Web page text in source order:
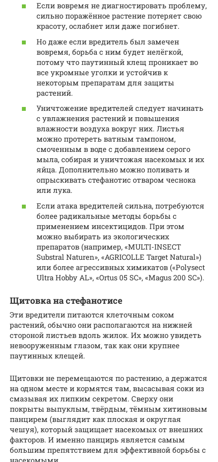
Если вовремя не диагностировать проблему,
сильно поражённое растение потеряет свою
красоту, ослабнет или даже погибнет.
Но даже если вредитель был замечен
вовремя, борьба с ним будет нелёгкой,
потому что паутинный клещ проникает во
все укромные уголки и устойчив к
некоторым препаратам для защиты
растений.
Уничтожение вредителей следует начинать
с увлажнения растений и повышения
влажности воздуха вокруг них. Листья
можно протереть ватным тампоном,
смоченным в воде с добавлением серого
мыла, собирая и уничтожая насекомых и их
яйца. Дополнительно можно поливать и
опрыскивать стефанотис отваром чеснока
или лука.
Если атака вредителей сильна, потребуются
более радикальные методы борьбы с
применением инсектицидов. При этом
можно выбирать из экологических
препаратов (например, «MULTI-INSECT
Substral Naturen», «AGRICOLLE Target Natural»)
или более агрессивных химикатов («Polysect
Ultra Hobby AL», «Ortus 05 SC», «Magus 200 SC»).
Щитовка на стефанотисе
Эти вредители питаются клеточным соком
растений, обычно они располагаются на нижней
стороной листьев вдоль жилок. Их можно увидеть
невооруженным глазом, так как они крупнее
паутинных клещей.
Щитовки не перемещаются по растению, а держатся
на одном месте и кормятся там, высасывая соки из
смазывая их липким секретом. Сверху они
покрыты выпуклым, твёрдым, тёмным хитиновым
панцирем (выглядит как плоская и округлая
чешуя), который защищает насекомых от внешних
факторов. И именно панцирь является самым
большим препятствием для эффективной борьбы с
насекомыми.